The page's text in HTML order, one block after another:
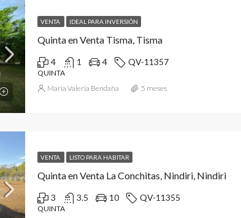
VENTA IDEAL PARA INVERSIÓN
Quinta en Venta Tisma, Tisma
4 1 4 QV-11357
QUINTA
Maria Valeria Bendaña 5 meses
VENTA LISTO PARA HABITAR
Quinta en Venta La Conchitas, Nindiri, Nindiri
3 3.5 10 QV-11355
QUINTA